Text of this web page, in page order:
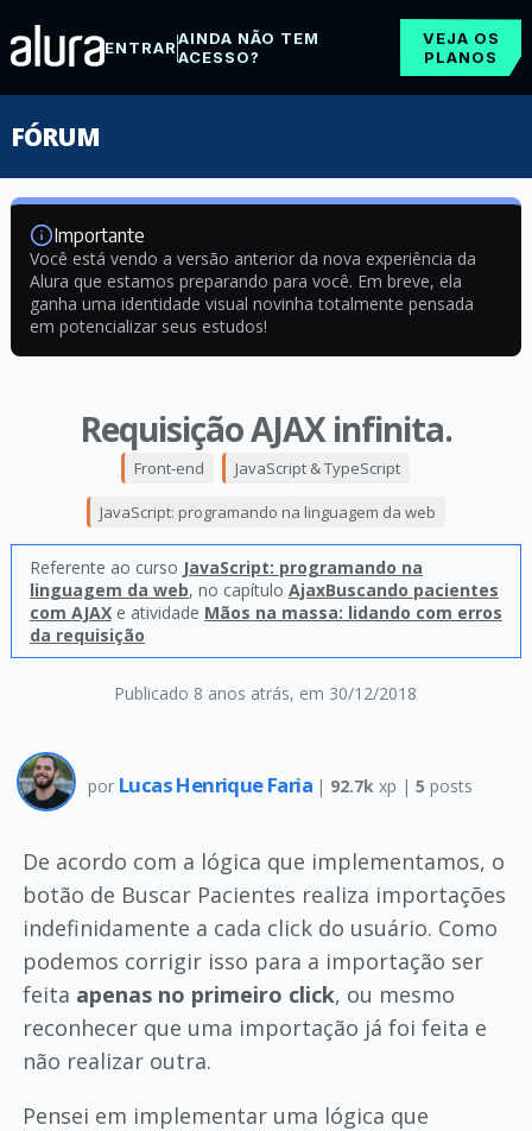
ENTRARAINDA NÃO TEM
ACESSO?
VEJA OS
PLANOS
FÓRUM
Importante
Você está vendo a versão anterior da nova experiência da
Alura que estamos preparando para você. Em breve, ela
ganha uma identidade visual novinha totalmente pensada
em potencializar seus estudos!
Requisição AJAX infinita.
Publicado 8 anos atrás, em 30/12/2018
Front-end JavaScript & TypeScript
JavaScript: programando na linguagem da web
Referente ao curso JavaScript: programando na
linguagem da web, no capítulo AjaxBuscando pacientes
com AJAXe atividade Mãos na massa: lidando com erros
da requisição
por Lucas Henrique Faria | 92.7k xp |5 posts
De acordo com a lógica que implementamos, o
botão de Buscar Pacientes realiza importações
indefinidamente a cada click do usuário. Como
podemos corrigir isso para a importação ser
feita apenas no primeiro click, ou mesmo
reconhecer que uma importação já foi feita e
não realizar outra.
Pensei em implementar uma lógica que